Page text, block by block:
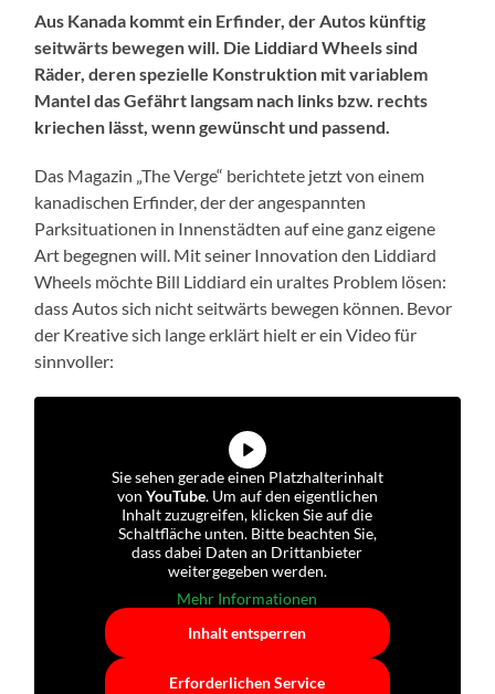
Aus Kanada kommt ein Erfinder, der Autos künftig
seitwärts bewegen will. Die Liddiard Wheels sind
Räder, deren spezielle Konstruktion mit variablem
Mantel das Gefährt langsam nach links bzw. rechts
kriechen lässt, wenn gewünscht und passend.
Das Magazin „The Verge“ berichtete jetzt von einem
kanadischen Erfinder, der der angespannten
Parksituationen in Innenstädten auf eine ganz eigene
Art begegnen will. Mit seiner Innovation den Liddiard
Wheels möchte Bill Liddiard ein uraltes Problem lösen:
dass Autos sich nicht seitwärts bewegen können. Bevor
der Kreative sich lange erklärt hielt er ein Video für
sinnvoller:
Sie sehen gerade einen Platzhalterinhalt
von YouTube. Um auf den eigentlichen
Inhalt zuzugreifen, klicken Sie auf die
Schaltfläche unten. Bitte beachten Sie,
dass dabei Daten an Drittanbieter
weitergegeben werden.
Mehr Informationen
Inhalt entsperren
Erforderlichen Service